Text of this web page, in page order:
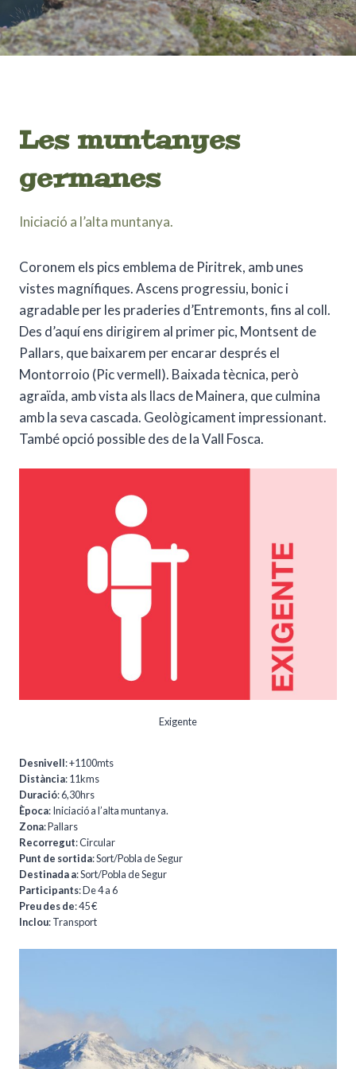
Les muntanyes
germanes
Iniciació a l’alta muntanya.
Coronem els pics emblema de Piritrek, amb unes
vistes magnífiques. Ascens progressiu, bonic i
agradable per les praderies d’Entremonts, fins al coll.
Des d’aquí ens dirigirem al primer pic, Montsent de
Pallars, que baixarem per encarar després el
Montorroio (Pic vermell). Baixada tècnica, però
agraïda, amb vista als llacs de Mainera, que culmina
amb la seva cascada. Geològicament impressionant.
També opció possible des de la Vall Fosca.
Exigente
Desnivell: +1100mts
Distància: 11kms
Duració: 6,30hrs
Època: Iniciació a l’alta muntanya.
Zona: Pallars
Recorregut: Circular
Punt de sortida: Sort/Pobla de Segur
Destinada a: Sort/Pobla de Segur
Participants: De 4 a 6
Preu des de: 45 €
Inclou: Transport